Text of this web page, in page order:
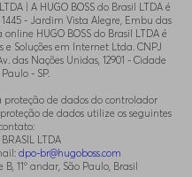
| A HUGO BOSS do Brasil LTDA é
- Jardim Vista Alegre, Embu das
online HUGO BOSS do Brasil LTDA é
Soluções em Internet Ltda. CNPJ
das Nações Unidas, 12901 - Cidade
- SP.
de dados do controlador
de dados utilize os seguintes
LTDA
dpo-br@hugoboss.com
11° andar, São Paulo, Brasil